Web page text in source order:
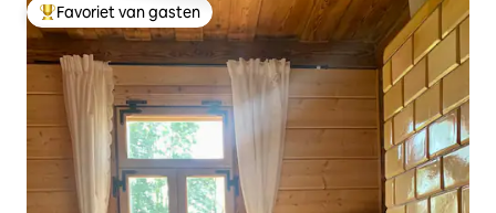
Topfavoriet van gasten
Favoriet van gasten